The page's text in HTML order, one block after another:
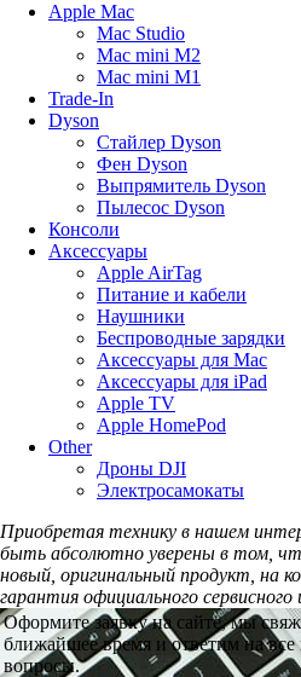
Apple Mac
Mac Studio
Mac mini M2
Mac mini M1
Trade-In
Dyson
Стайлер Dyson
Фен Dyson
Выпрямитель Dyson
Пылесос Dyson
Консоли
Аксессуары
Apple AirTag
Питание и кабели
Наушники
Беспроводные зарядки
Аксессуары для Mac
Аксессуары для iPad
Apple TV
Apple HomePod
Other
Дроны DJI
Электросамокаты
Приобретая технику в нашем
быть абсолютно уверены в том,
новый, оригинальный продукт, на
гарантия официального
Оформите заявку на сайте, мы
ближайшее время и ответим на
вопросы.